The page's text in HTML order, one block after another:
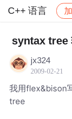
C++ 语言
C++ 语
syntax tree
jx324
2009-02-21
我用flex&bison
tree